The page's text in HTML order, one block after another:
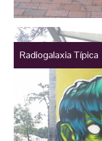
Radiogalaxia Típica